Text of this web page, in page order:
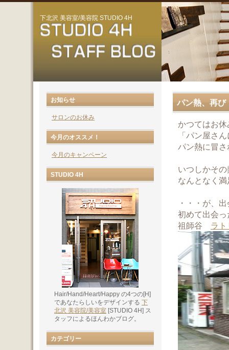
下北沢 美容室/美容院 STUDIO 4H
パン熱、再び
かつてはお
「パン屋さ
パン熱に冒
いつしかそ
なんとなく
・・・が、
初めて出会
祖師谷 ラ
お知らせ
サロンのお休み
今月のオススメ！
今月のキャンペーン
STUDIO 4H
Hair/Hand/Heart/Happy の4つの[H]
であなたらしいをデザインする 下
北沢 美容院/美容室 [STUDIO 4H] ス
タッフによるほんわかブログ。
カテゴリー